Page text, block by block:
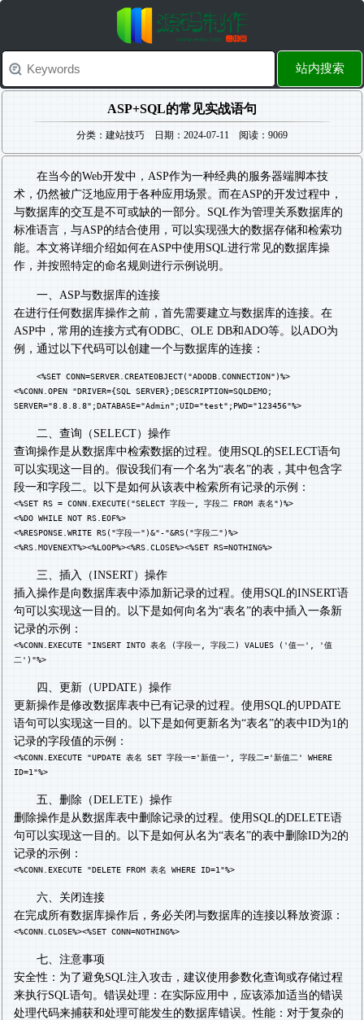
站内搜索
ASP+SQL的常见实战语句
分类：建站技巧 日期：2024-07-11 阅读：9069
在当今的Web开发中，ASP作为一种经典的服务器端脚本技
术，仍然被广泛地应用于各种应用场景。而在ASP的开发过程中，
与数据库的交互是不可或缺的一部分。SQL作为管理关系数据库的
标准语言，与ASP的结合使用，可以实现强大的数据存储和检索功
能。本文将详细介绍如何在ASP中使用SQL进行常见的数据库操
作，并按照特定的命名规则进行示例说明。
一、ASP与数据库的连接
在进行任何数据库操作之前，首先需要建立与数据库的连接。在
ASP中，常用的连接方式有ODBC、OLE DB和ADO等。以ADO为
例，通过以下代码可以创建一个与数据库的连接：
<%SET CONN=SERVER.CREATEOBJECT("ADODB.CONNECTION")%>
<%CONN.OPEN "DRIVER={SQL SERVER};DESCRIPTION=SQLDEMO;
SERVER="8.8.8.8";DATABASE="Admin";UID="test";PWD="123456"%>
二、查询（SELECT）操作
查询操作是从数据库中检索数据的过程。使用SQL的SELECT语句
可以实现这一目的。假设我们有一个名为“表名”的表，其中包含字
段一和字段二。以下是如何从该表中检索所有记录的示例：
<%SET RS = CONN.EXECUTE("SELECT 字段一, 字段二 FROM 表名")%>
<%DO WHILE NOT RS.EOF%>
<%RESPONSE.WRITE RS("字段一")&"-"&RS("字段二")%>
<%RS.MOVENEXT%><%LOOP%><%RS.CLOSE%><%SET RS=NOTHING%>
三、插入（INSERT）操作
插入操作是向数据库表中添加新记录的过程。使用SQL的INSERT语
句可以实现这一目的。以下是如何向名为“表名”的表中插入一条新
记录的示例：
<%CONN.EXECUTE "INSERT INTO 表名 (字段一, 字段二) VALUES ('值一', '值
二')"%>
四、更新（UPDATE）操作
更新操作是修改数据库表中已有记录的过程。使用SQL的UPDATE
语句可以实现这一目的。以下是如何更新名为“表名”的表中ID为1的
记录的字段值的示例：
<%CONN.EXECUTE "UPDATE 表名 SET 字段一='新值一', 字段二='新值二' WHERE
ID=1"%>
五、删除（DELETE）操作
删除操作是从数据库表中删除记录的过程。使用SQL的DELETE语
句可以实现这一目的。以下是如何从名为“表名”的表中删除ID为2的
记录的示例：
<%CONN.EXECUTE "DELETE FROM 表名 WHERE ID=1"%>
六、关闭连接
在完成所有数据库操作后，务必关闭与数据库的连接以释放资源：
<%CONN.CLOSE%><%SET CONN=NOTHING%>
七、注意事项
安全性：为了避免SQL注入攻击，建议使用参数化查询或存储过程
来执行SQL语句。错误处理：在实际应用中，应该添加适当的错误
处理代码来捕获和处理可能发生的数据库错误。性能：对于复杂的